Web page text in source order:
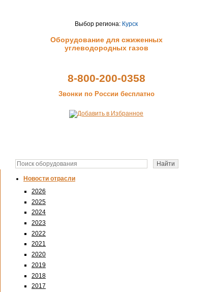
Выбор региона: Курск
Оборудование для сжиженных
углеводородных газов
8-800-200-0358
Звонки по России бесплатно
Новости отрасли
2026
2025
2024
2023
2022
2021
2020
2019
2018
2017